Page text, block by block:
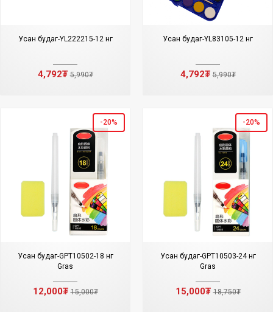
Усан будаг-YL222215-12 өнгө
4,792₮5,990₮
Усан будаг-YL83105-12 өнгө
4,792₮5,990₮
-20%
Усан будаг-GPT10502-18 өнгө
Gras
12,000₮15,000₮
-20%
Усан будаг-GPT10503-24 өнгө
Gras
15,000₮18,750₮